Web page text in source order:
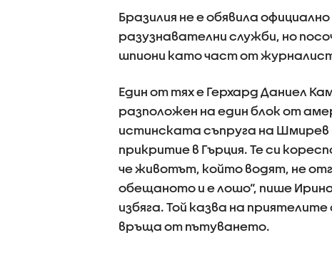
Бразилия не е обявила
разузнавателни служби, но
шпиони като част от
Един от тях е Герхард Даниел
разположен на един блок от
истинската съпруга на
прикритие в Гърция. Те си
че животът, който водят, не
обещаното и е лошо“, пише
избяга. Той казва на
връща от пътуването.